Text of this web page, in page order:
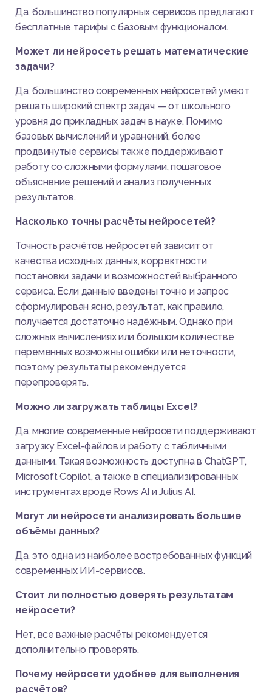
Да, большинство популярных сервисов предлагают
бесплатные тарифы с базовым функционалом.
Может ли нейросеть решать математические
задачи?
Да, большинство современных нейросетей умеют
решать широкий спектр задач — от школьного
уровня до прикладных задач в науке. Помимо
базовых вычислений и уравнений, более
продвинутые сервисы также поддерживают
работу со сложными формулами, пошаговое
объяснение решений и анализ полученных
результатов.
Насколько точны расчёты нейросетей?
Точность расчётов нейросетей зависит от
качества исходных данных, корректности
постановки задачи и возможностей выбранного
сервиса. Если данные введены точно и запрос
сформулирован ясно, результат, как правило,
получается достаточно надёжным. Однако при
сложных вычислениях или большом количестве
переменных возможны ошибки или неточности,
поэтому результаты рекомендуется
перепроверять.
Можно ли загружать таблицы Excel?
Да, многие современные нейросети поддерживают
загрузку Excel-файлов и работу с табличными
данными. Такая возможность доступна в ChatGPT,
Microsoft Copilot, а также в специализированных
инструментах вроде Rows AI и Julius AI.
Могут ли нейросети анализировать большие
объёмы данных?
Да, это одна из наиболее востребованных функций
современных ИИ-сервисов.
Стоит ли полностью доверять результатам
нейросети?
Нет, все важные расчёты рекомендуется
дополнительно проверять.
Почему нейросети удобнее для выполнения
расчётов?